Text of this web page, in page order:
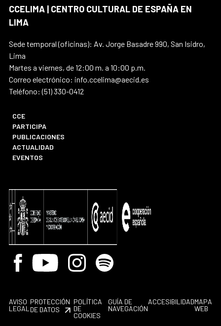
CCELIMA | CENTRO CULTURAL DE ESPAÑA EN
LIMA
Sede temporal (oficinas): Av. Jorge Basadre 990, San Isidro,
Lima
Martes a viernes, de 12:00 m. a 10:00 p.m.
Correo electrónico: info.ccelima@aecid.es
Teléfono: (51) 330-0412
CCE
PARTICIPA
PUBLICACIONES
ACTUALIDAD
EVENTOS
Facebook
Youtube InstagramSpotify
AVISO
LEGAL
PROTECCIÓN
DE DATOS
POLÍTICA
DE
COOKIES
GUÍA DE
NAVEGACIÓN
ACCESIBILIDADMAPA
WEB